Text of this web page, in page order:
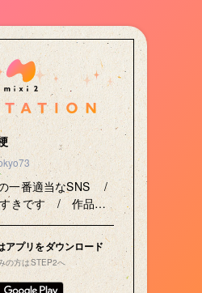
一番適当なSNS /
きです / 作品
目を惹くせいで」
アプリをダウンロード
の方はSTEP2へ